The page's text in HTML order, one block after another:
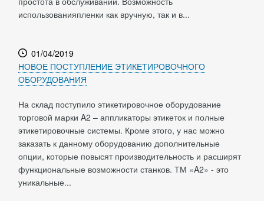
использованияпленки как вручную, так и в...
01/04/2019
НОВОЕ ПОСТУПЛЕНИЕ ЭТИКЕТИРОВОЧНОГО
ОБОРУДОВАНИЯ
На склад поступило этикетировочное оборудование
торговой марки A2 – аппликаторы этикеток и полные
этикетировочные системы. Кроме этого, у нас можно
заказать к данному оборудованию дополнительные
опции, которые повысят производительность и расширят
функциональные возможности станков. ТМ «A2» - это
уникальные...